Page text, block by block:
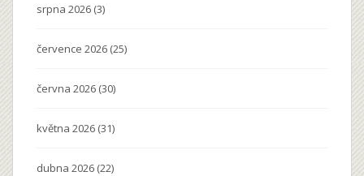
srpna 2026 (3)
července 2026 (25)
června 2026 (30)
května 2026 (31)
dubna 2026 (22)